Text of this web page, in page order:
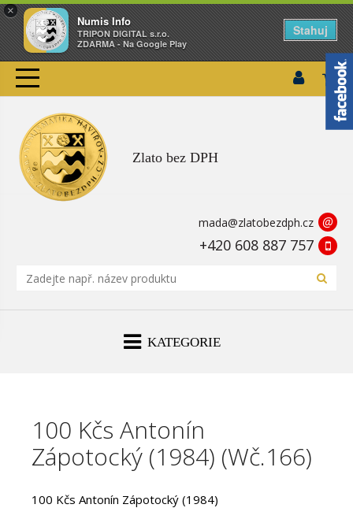
×
Numis Info
TRIPON DIGITAL s.r.o.
ZDARMA - Na Google Play
Stahuj
Zlato bez DPH
mada@zlatobezdph.cz @
+420 608 887 757
KATEGORIE
100 Kčs Antonín
Zápotocký (1984) (Wč.166)
100 Kčs Antonín Zápotocký (1984)